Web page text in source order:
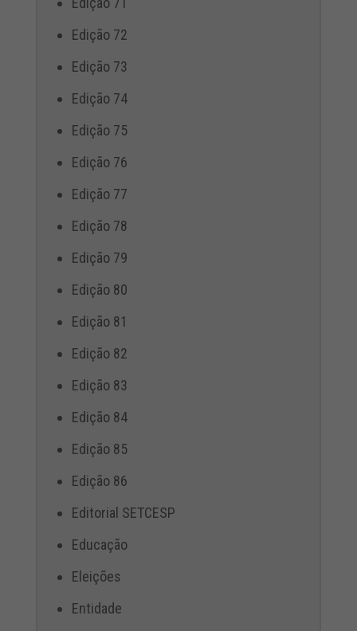
Edição 72
Edição 73
Edição 74
Edição 75
Edição 76
Edição 77
Edição 78
Edição 79
Edição 80
Edição 81
Edição 82
Edição 83
Edição 84
Edição 85
Edição 86
Editorial SETCESP
Educação
Eleições
Entidade